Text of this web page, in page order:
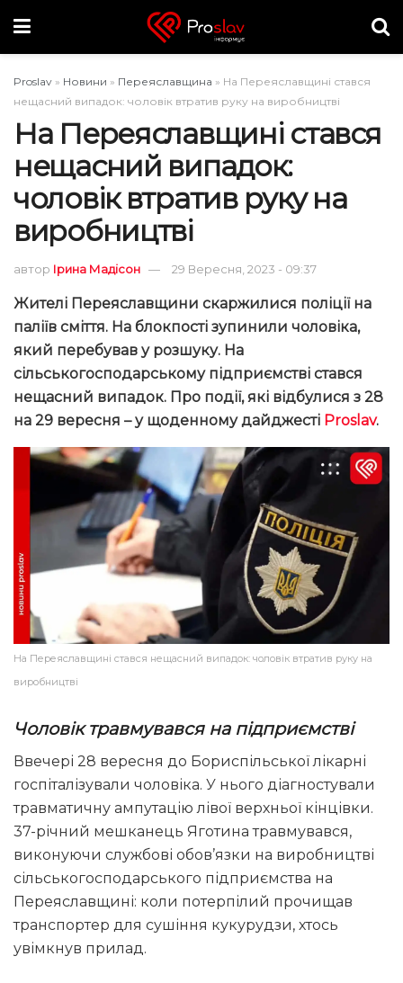
Proslav » Новини » Переяславщина » На Переяславщині стався
нещасний випадок: чоловік втратив руку на виробництві
На Переяславщині стався
нещасний випадок:
чоловік втратив руку на
виробництві
автор Ірина Мадісон 29 Вересня, 2023 - 09:37
Жителі Переяславщини скаржилися поліції на
паліїв сміття. На блокпості зупинили чоловіка,
який перебував у розшуку. На
сільськогосподарському підприємстві стався
нещасний випадок. Про події, які відбулися з 28
на 29 вересня – у щоденному дайджесті Proslav.
На Переяславщині стався нещасний випадок: чоловік втратив руку на
виробництві
Чоловік травмувався на підприємстві
Ввечері 28 вересня до Бориспільської лікарні
госпіталізували чоловіка. У нього діагностували
травматичну ампутацію лівої верхньої кінцівки.
37-річний мешканець Яготина травмувався,
виконуючи службові обов’язки на виробництві
сільськогосподарського підприємства на
Переяславщині: коли потерпілий прочищав
транспортер для сушіння кукурудзи, хтось
увімкнув прилад.